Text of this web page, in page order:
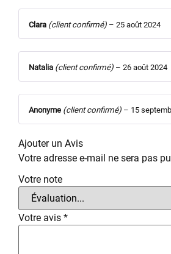
Clara (client confirmé) – 25 août 2024
Natalia (client confirmé) – 26 août 2024
Anonyme (client confirmé) – 15
Ajouter un Avis
Votre adresse e-mail ne sera pas
Votre note
Votre avis *